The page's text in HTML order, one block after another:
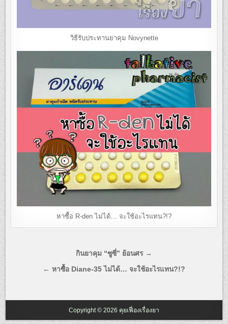
วิธีรับประทานยาคุม Novynette
หาซื้อ R-den ไม่ได้… จะใช้อะไรแทน?!?
กินยาคุม “ซูซี่” ย้อนศร →
← หาซื้อ Diane-35 ไม่ได้… จะใช้อะไรแทน?!?
Copyright © 2026 คุยเฟื่องเรื่องยา